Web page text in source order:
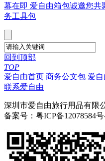
幕在即 爱自由箱包诚邀您共
务工具包
回到顶部
TOP
爱自由首页 商务公文包 爱
联系爱自由
深圳市爱自由旅行用品有限
备案号：粤ICP备12078584